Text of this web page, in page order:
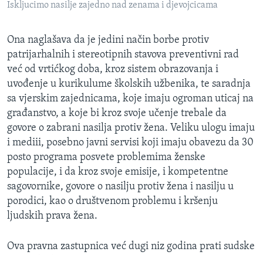
Iskljucimo nasilje zajedno nad zenama i djevojcicama
Ona naglašava da je jedini način borbe protiv
patrijarhalnih i stereotipnih stavova preventivni rad
već od vrtićkog doba, kroz sistem obrazovanja i
uvođenje u kurikulume školskih užbenika, te saradnja
sa vjerskim zajednicama, koje imaju ogroman uticaj na
građanstvo, a koje bi kroz svoje učenje trebale da
govore o zabrani nasilja protiv žena. Veliku ulogu imaju
i mediii, posebno javni servisi koji imaju obavezu da 30
posto programa posvete problemima ženske
populacije, i da kroz svoje emisije, i kompetentne
sagovornike, govore o nasilju protiv žena i nasilju u
porodici, kao o društvenom problemu i kršenju
ljudskih prava žena.
Ova pravna zastupnica već dugi niz godina prati sudske